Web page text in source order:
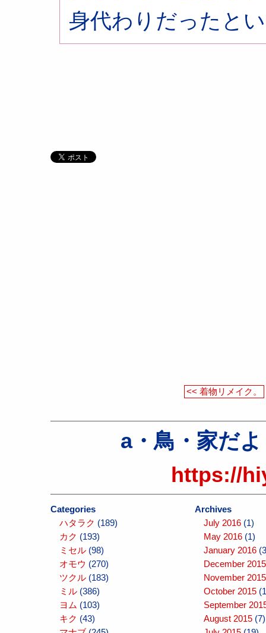
身代わりだったと
<< 着物リメイク。
a・鳥・家だ
https://
Categories
ハタラク (189)
カク (193)
ミセル(98)
オモウ (270)
ツクル(183)
ミル(386)
ヨム (103)
キク (43)
Archives
July 2016(1)
May 2016(1)
January 2016
December 2015
November 2015
October 2015
September
August 2015(7)